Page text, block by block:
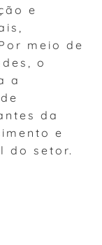
e
meio de
o
a
da
e
do setor.